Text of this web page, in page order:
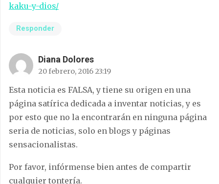
kaku-y-dios/
Responder
Diana Dolores
20 febrero, 2016 23:19
Esta noticia es FALSA, y tiene su origen en una
página satírica dedicada a inventar noticias, y es
por esto que no la encontrarán en ninguna página
seria de noticias, solo en blogs y páginas
sensacionalistas.
Por favor, infórmense bien antes de compartir
cualquier tontería.